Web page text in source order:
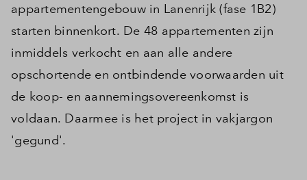
appartementengebouw in Lanenrijk (fase 1B2)
starten binnenkort. De 48 appartementen zijn
inmiddels verkocht en aan alle andere
opschortende en ontbindende voorwaarden uit
de koop- en aannemingsovereenkomst is
voldaan. Daarmee is het project in vakjargon
'gegund'.